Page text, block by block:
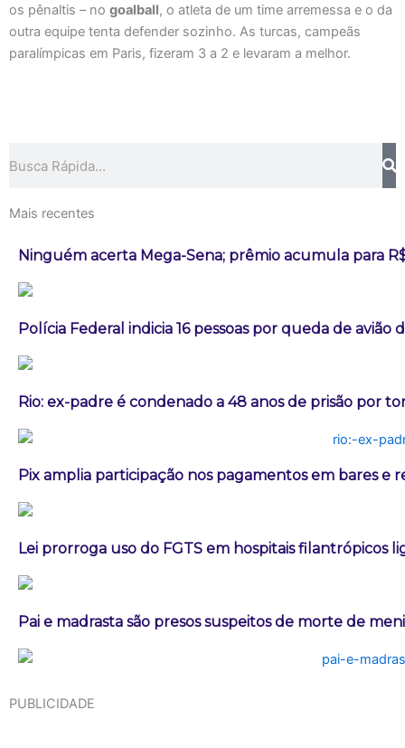
os pênaltis – no goalball, o atleta de um time arremessa e o da
outra equipe tenta defender sozinho. As turcas, campeãs
paralímpicas em Paris, fizeram 3 a 2 e levaram a melhor.
Mais recentes
Ninguém acerta Mega-Sena; prêmio acumula para
Polícia Federal indicia 16 pessoas por queda de avião
Rio: ex-padre é condenado a 48 anos de prisão por
Pix amplia participação nos pagamentos em bares e
Lei prorroga uso do FGTS em hospitais filantrópicos
Pai e madrasta são presos suspeitos de morte de
PUBLICIDADE